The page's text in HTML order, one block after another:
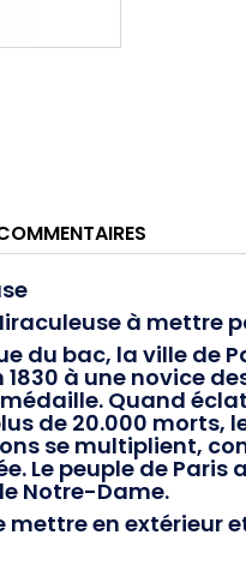
à mettre
du bac, la ville de
1830 à une novice
Quand
de 20.000 morts,
se multiplient,
Le peuple de Paris
Notre-Dame.
mettre en extérieur